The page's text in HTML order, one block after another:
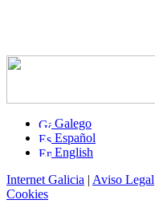
Galego
Español
English
Internet Galicia | Aviso Legal
Cookies